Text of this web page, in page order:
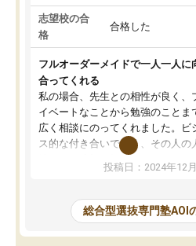
志望校の合
格
合格した
フルオーダーメイドで一人一人に
合ってくれる
私の場合、先生との相性が良く、
イベートなことから勉強のことま
広く相談にのってくれました。ビ
ス的な付き合いでなく、その人の
性までを適切に把握し、むきあっ
るなぁと強く感じることできまし
と相談すると、他の先生も紹介し
ださり、客観的なアドバイスもい
くことができました（志望理由・
投稿日：2024年12
総合型選抜専門塾AOI